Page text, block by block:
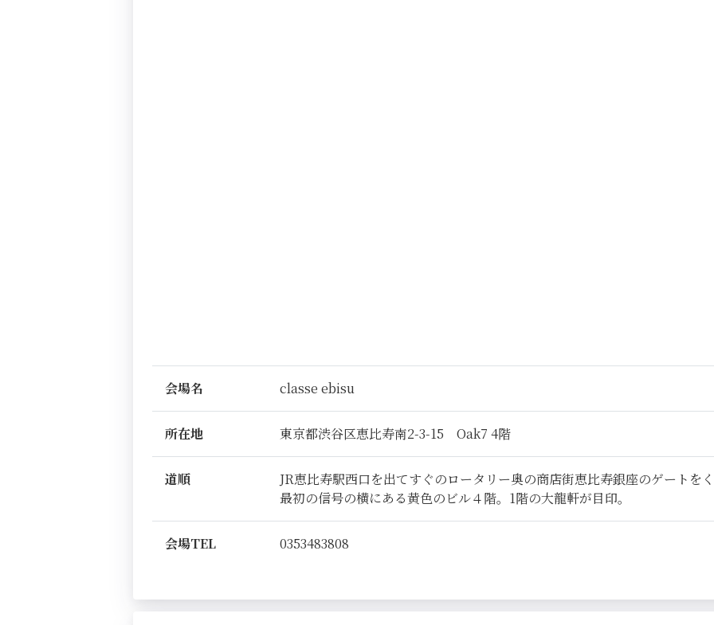
会場名 classe ebisu
所在地 東京都渋谷区恵比寿南2-3-15 Oak7 4階
道順
JR恵比寿駅西口を出てすぐのロータリー奥の商店街恵比寿銀座のゲートを
最初の信号の横にある黄色のビル４階。1階の大龍軒が目印。
会場TEL 0353483808